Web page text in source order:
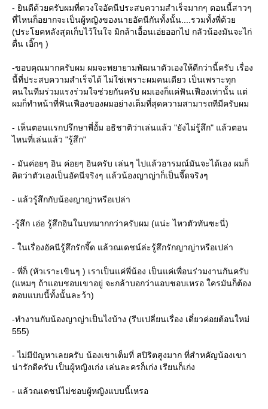
- ยินดีด้วยครับผมที่ดวงใจอัคนีประสบความสำเร็จมากๆ ตอนนี้สาวๆ
ที่ไหนก็อยากจะเป็นผู้หญิงของนายอัคนีกันทั้งนั้น....รวมทั้งพี่ด้ว
(ประโยคหลังสุดเก็บไว้ในใจ มิกล้าเอื้อนเอ่ยออกไป กลัวน้องมันจะไก่
ตื่น เอิ๊กๆ )
-ขอบคุณมากครับผม ผมจะพยายามพัฒนาตัวเองให้ดีกว่านี้ครับ เรื่อง
นี้ที่ประสบความสำเร็จได้ ไม่ใช่เพราะผมคนเดียว เป็นเพราะทุก
คนในทีมร่วมแรงร่วมใจช่วยกันครับ ผมเองก็แค่ฟันเฟืองเท่านั้น แต่
ผมก็ทำหน้าที่ฟันเฟืองของผมอย่างเต็มที่สุดความสามารถทีมีครับผม
- เห็นตอนแรกปรึกษาพี่อั้ม อธิชาติว่าเล่นแล้ว "ยังไม่รู้สึก" แล้วตอน
ไหนที่เล่นแล้ว "รู้สึก"
- มันค่อยๆ อิน ค่อยๆ อินครับ เล่นๆ ไปแล้วอารมณ์มันจะได้เอง ผมก็
คิดว่าตัวเองเป็นอัคนีจริงๆ แล้วน้องญาญ่าก็เป็นจี๊ดจริงๆ
- แล้วรู้สึกกับน้องญาญ่าหรือเปล่า
-รู้สึก เอ่อ รู้สึกอินในบทมากกว่าครับผม (แน่ะ ไหวตัวทันซะนี่)
- ในเรื่องอัคนีรู้สึกรักจี๊ด แล้วณเดชน์ล่ะรู้สึกรักญาญ่าหรือเปล่า
- พี่ก็ (หัวเราะเขินๆ ) เราเป็นแค่พี่น้อง เป็นแค่เพื่อนร่วมงานกันครับ
(แหมๆ ถ้าแอบชอบเขาอยู่ จะกล้าบอกว่าแอบชอบเหรอ ใครมันก็ต้อง
ตอบแบบนี้ทั้งนั้นละว้า)
-ทำงานกับน้องญาญ่าเป็นไงบ้าง (รีบเปลี่ยนเรื่อง เดี๋ยวค่อยต้อนใหม่
555)
- ไม่มีปัญหาเลยครับ น้องเขาเต็มที่ สปิริตสูงมาก ที่สำหคัญน้องเขา
น่ารักดีครับ เป็นผู้หญิงเก่ง เล่นละครก็เก่ง เรียนก็เก่ง
- แล้วณเดชน์ไม่ชอบผู้หญิงแบบนี้เหรอ